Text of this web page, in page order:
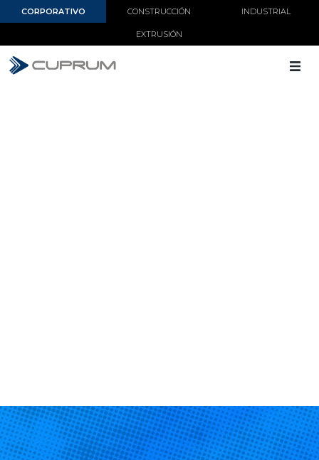
CORPORATIVO CONSTRUCCIÓN INDUSTRIAL
EXTRUSIÓN